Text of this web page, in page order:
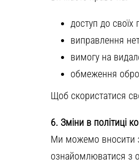
доступ до своїх
виправлення
вимогу на
обмеження
Щоб скористатися
6. Зміни в політиці
Ми можемо вносити
ознайомлюватися з